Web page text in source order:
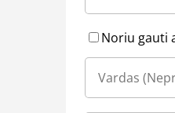
Noriu gauti